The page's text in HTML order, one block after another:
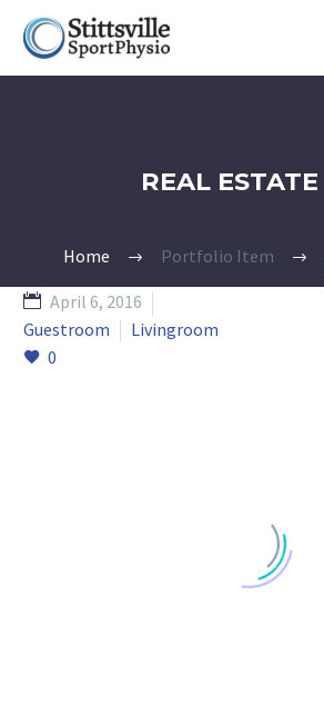
REAL
Home Portfolio Item
April 6, 2016
Guestroom
Livingroom
0